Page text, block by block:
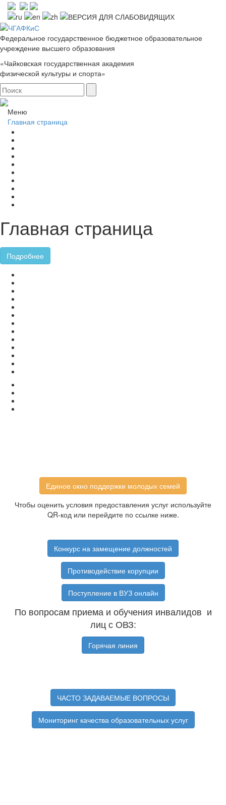
Федеральное государственное бюджетное образовательное
учреждение высшего образования
«Чайковская государственная академия
физической культуры и спорта»
Меню
Главная страница
Главная страница
Подробнее
Единое окно поддержки молодых семей
Чтобы оценить условия предоставления услуг используйте
QR-код или перейдите по ссылке ниже.
Конкурс на замещение должностей
Противодействие корупции
Поступление в ВУЗ онлайн
По вопросам приема и обучения инвалидов и
лиц с ОВЗ:
Горячая линия
ЧАСТО ЗАДАВАЕМЫЕ ВОПРОСЫ
Мониторинг качества образовательных услуг